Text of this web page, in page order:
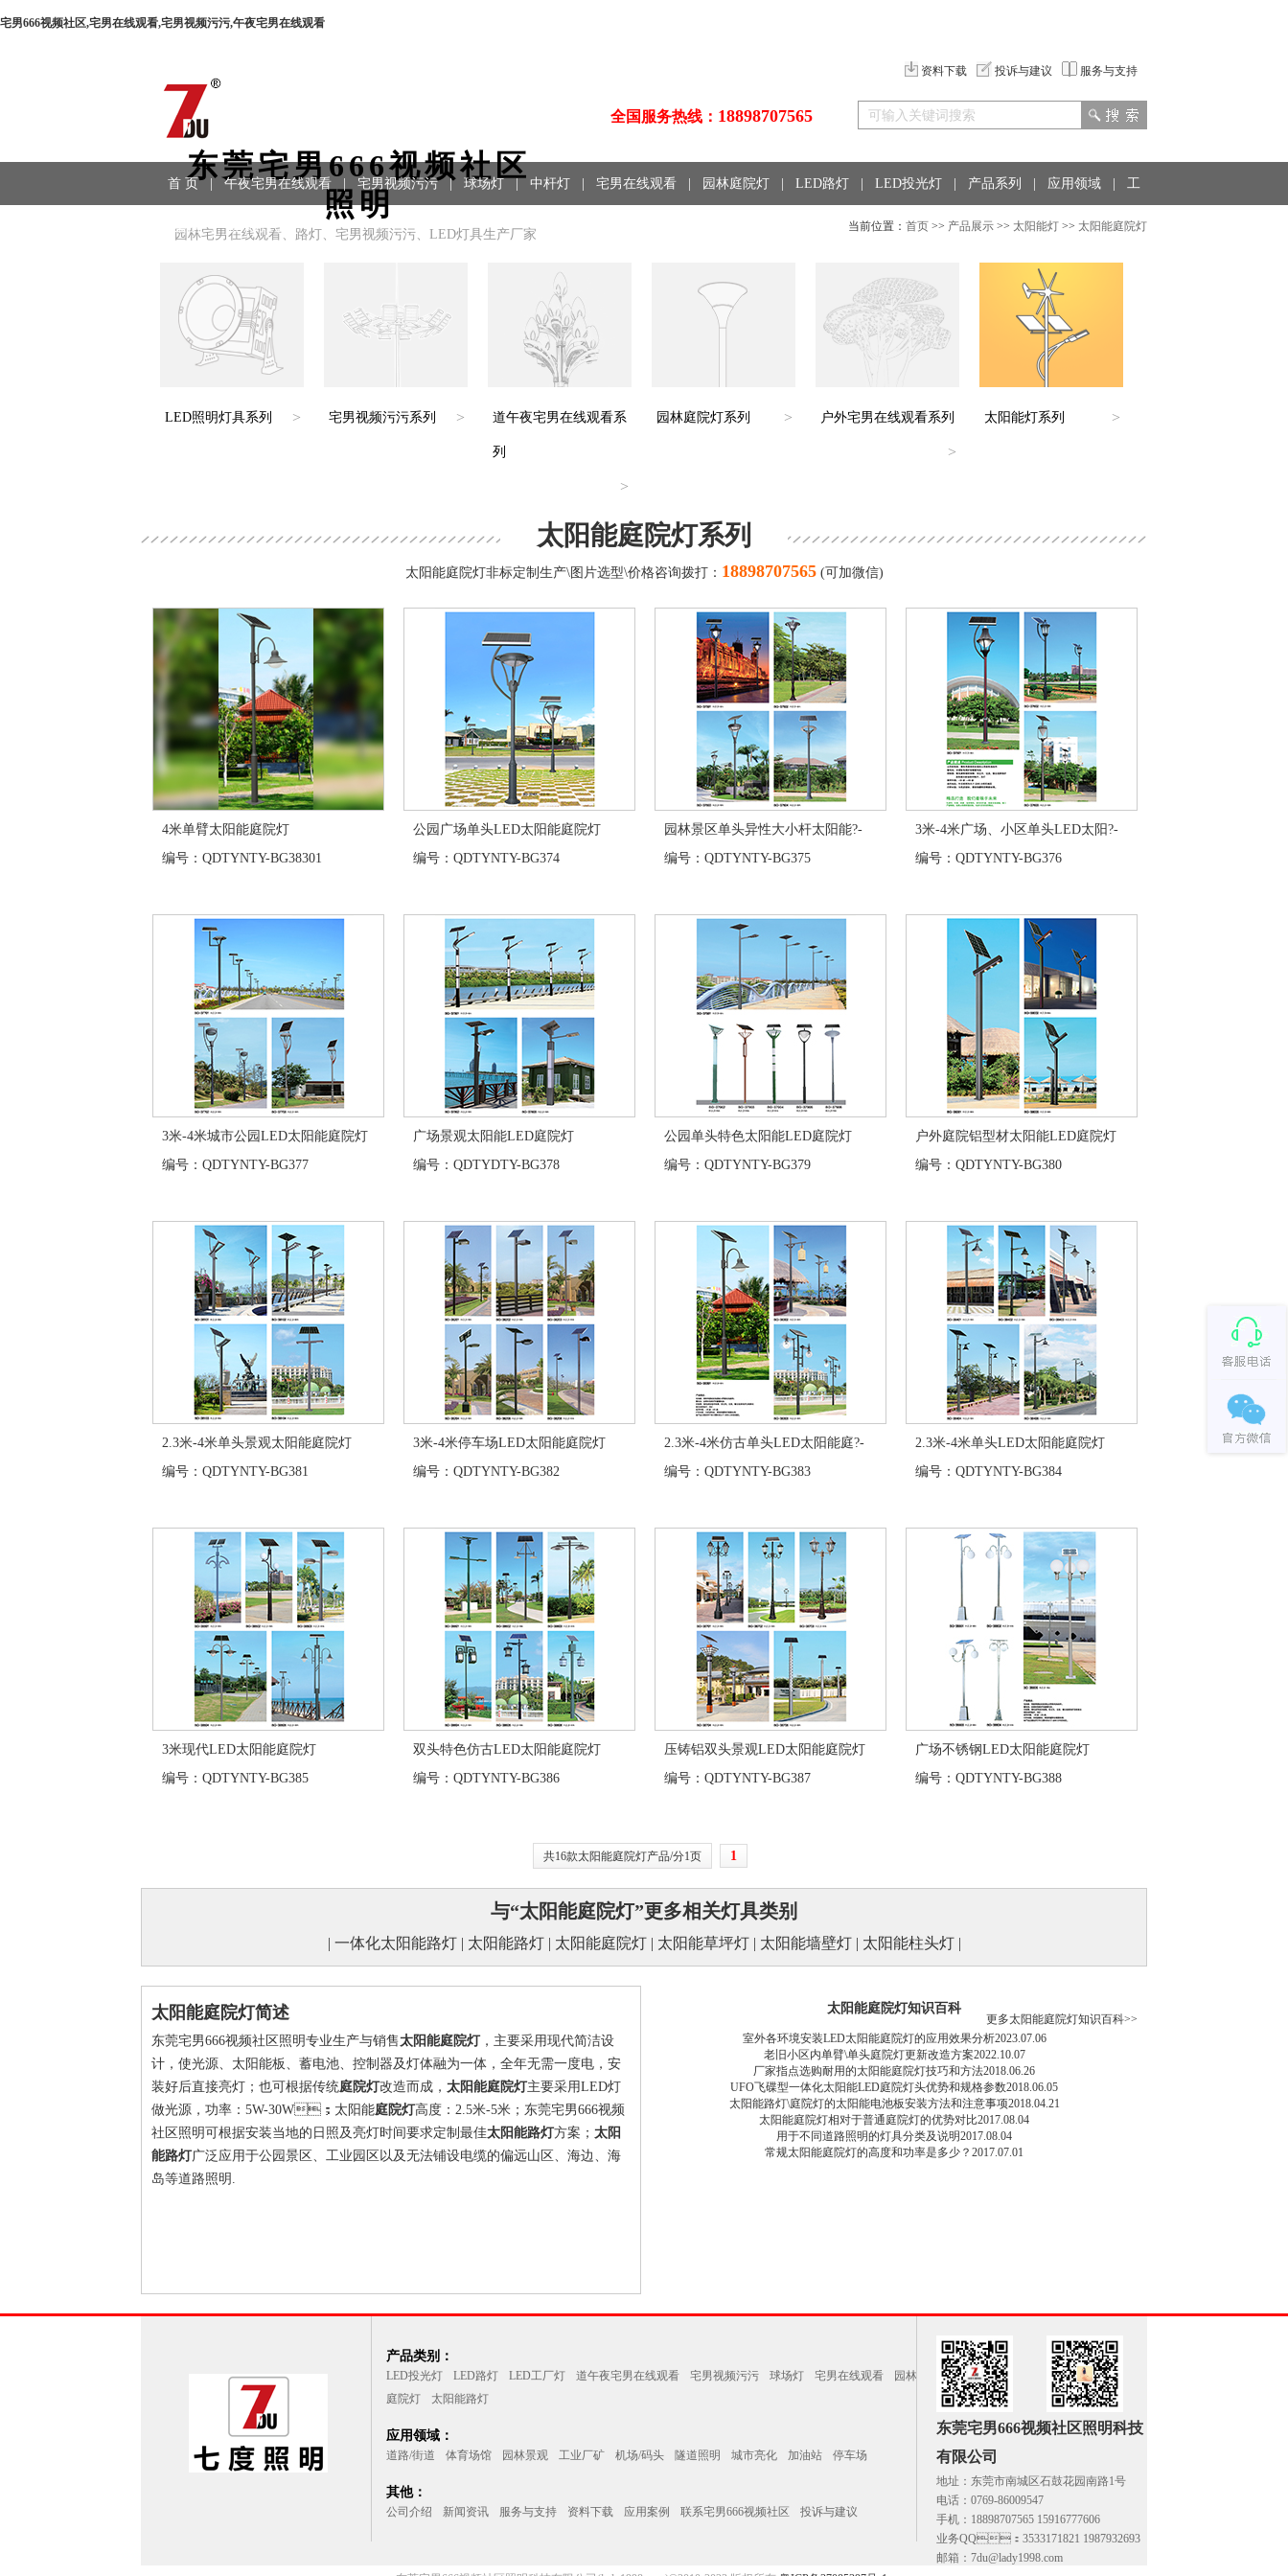
宅男666视频社区,宅男在线观看,宅男视频污污,午夜宅男在线观看
东莞宅男666视频社区
照明
园林宅男在线观看、路灯、宅男视频污污、LED灯具生产厂家
资料下载 投诉与建议 服务与支持
全国服务热线： 18898707565
首 页 午夜宅男在线观看 宅男视频污污 | 球场灯 中杆灯 宅男在线观看 园林庭院灯 LED路灯 LED投光灯 产品系列 应用领域 工
程案例 | 联系方式 当前位置： 首页 >> 产品展示 >> 太阳能灯 >> 太阳能庭院灯
LED照明灯具系列 > 宅男视频污污系列 > 道午夜宅男在线观看系
列
>
园林庭院灯系列 > 户外宅男在线观看系列
>
太阳能灯系列 >
太阳能庭院灯系列
太阳能庭院灯非标定制生产\图片选型\价格咨询拨打： 18898707565(可加微信)
4米单臂太阳能庭院灯
编号：QDTYNTY-BG38301
公园广场单头LED太阳能庭院灯
编号：QDTYNTY-BG374
园林景区单头异性大小杆太阳能?-
编号：QDTYNTY-BG375
3米-4米广场、小区单头LED太阳?-
编号：QDTYNTY-BG376
3米-4米城市公园LED太阳能庭院灯
编号：QDTYNTY-BG377
广场景观太阳能LED庭院灯
编号：QDTYDTY-BG378
公园单头特色太阳能LED庭院灯
编号：QDTYNTY-BG379
户外庭院铝型材太阳能LED庭院灯
编号：QDTYNTY-BG380
2.3米-4米单头景观太阳能庭院灯
编号：QDTYNTY-BG381
3米-4米停车场LED太阳能庭院灯
编号：QDTYNTY-BG382
2.3米-4米仿古单头LED太阳能庭?-
编号：QDTYNTY-BG383
2.3米-4米单头LED太阳能庭院灯
编号：QDTYNTY-BG384
3米现代LED太阳能庭院灯
编号：QDTYNTY-BG385
双头特色仿古LED太阳能庭院灯
编号：QDTYNTY-BG386
压铸铝双头景观LED太阳能庭院灯
编号：QDTYNTY-BG387
广场不锈钢LED太阳能庭院灯
编号：QDTYNTY-BG388
共16款太阳能庭院灯产品/分1页 1
与“太阳能庭院灯”更多相关灯具类别
| 一体化太阳能路灯| 太阳能路灯| 太阳能庭院灯| 太阳能草坪灯| 太阳能墙壁灯| 太阳能柱头灯|
太阳能庭院灯简述
东莞宅男666视频社区照明专业生产与销售太阳能庭院灯，主要采用现代简洁设
计，使光源、太阳能板、蓄电池、控制器及灯体融为一体，全年无需一度电，安
装好后直接亮灯；也可根据传统庭院灯改造而成， 太阳能庭院灯主要采用LED灯
做光源，功率：5W-30W；太阳能庭院灯高度：2.5米-5米；东莞宅男666视频
社区照明可根据安装当地的日照及亮灯时间要求定制最佳太阳能路灯方案； 太阳
能路灯广泛应用于公园景区、工业园区以及无法铺设电缆的偏远山区、海边、海
岛等道路照明.
太阳能庭院灯知识百科
更多太阳能庭院灯知识百科>>
室外各环境安装LED太阳能庭院灯的应用效果分析2023.07.06
老旧小区内单臂\单头庭院灯更新改造方案2022.10.07
厂家指点选购耐用的太阳能庭院灯技巧和方法2018.06.26
UFO飞碟型一体化太阳能LED庭院灯头优势和规格参数2018.06.05
太阳能路灯\庭院灯的太阳能电池板安装方法和注意事项2018.04.21
太阳能庭院灯相对于普通庭院灯的优势对比2017.08.04
用于不同道路照明的灯具分类及说明2017.08.04
常规太阳能庭院灯的高度和功率是多少？ 2017.07.01
产品类别：
LED投光灯 LED路灯 LED工厂灯 道午夜宅男在线观看 宅男视频污污 球场灯 宅男在线观看
园林
庭院灯
太阳能路灯
应用领域：
道路/街道 体育场馆 园林景观 工业厂矿 机场/码头 隧道照明 城市亮化 加油站 停车场
其他：
公司介绍 新闻资讯 服务与支持 资料下载 应用案例 联系宅男666视频社区 投诉与建议
东莞宅男666视频社区照明科技
有限公司
地址：东莞市南城区石鼓花园南路1号
电话：0769-86009547
手机：18898707565 15916777606
业务QQ：3533171821 1987932693
邮箱：7du@lady1998.com